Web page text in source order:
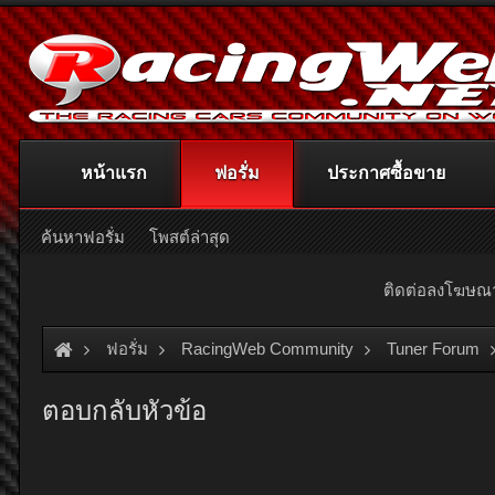
ติดต่อลงโฆษ
ฟอรั่ม RacingWeb Community Tuner Forum
ตอบกลับหัวข้อ
หน้าแรก ฟอรั่ม
ค้นหาฟอรั่ม โพสต์ล่าสุด
ประกาศซื้อขาย